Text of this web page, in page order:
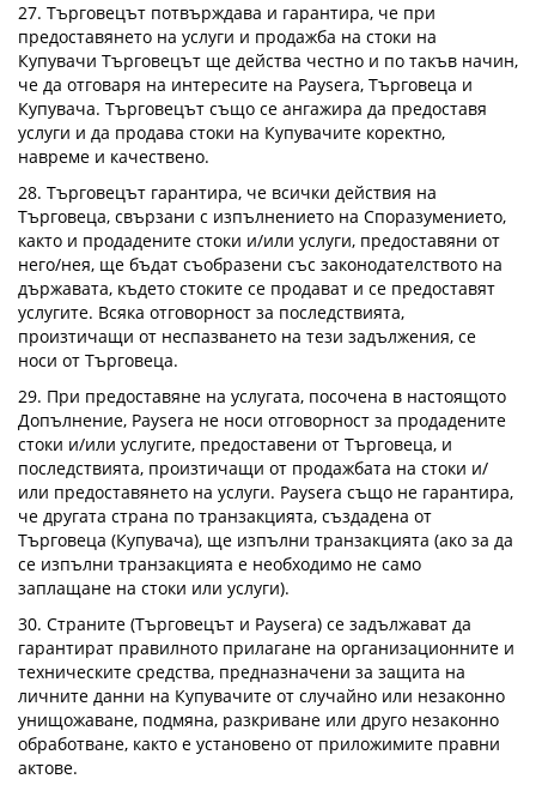
27. Търговецът потвърждава и гарантира, че при
предоставянето на услуги и продажба на стоки на
Купувачи Търговецът ще действа честно и по такъв начин,
че да отговаря на интересите на Paysera, Търговеца и
Купувача. Търговецът също се ангажира да предоставя
услуги и да продава стоки на Купувачите коректно,
навреме и качествено.
28. Търговецът гарантира, че всички действия на
Търговеца, свързани с изпълнението на Споразумението,
както и продадените стоки и/или услуги, предоставяни от
него/нея, ще бъдат съобразени със законодателството на
държавата, където стоките се продават и се предоставят
услугите. Всяка отговорност за последствията,
произтичащи от неспазването на тези задължения, се
носи от Търговеца.
29. При предоставяне на услугата, посочена в настоящото
Допълнение, Paysera не носи отговорност за продадените
стоки и/или услугите, предоставени от Търговеца, и
последствията, произтичащи от продажбата на стоки и/
или предоставянето на услуги. Paysera също не гарантира,
че другата страна по транзакцията, създадена от
Търговеца (Купувача), ще изпълни транзакцията (ако за да
се изпълни транзакцията е необходимо не само
заплащане на стоки или услуги).
30. Страните (Търговецът и Paysera) се задължават да
гарантират правилното прилагане на организационните и
техническите средства, предназначени за защита на
личните данни на Купувачите от случайно или незаконно
унищожаване, подмяна, разкриване или друго незаконно
обработване, както е установено от приложимите правни
актове.